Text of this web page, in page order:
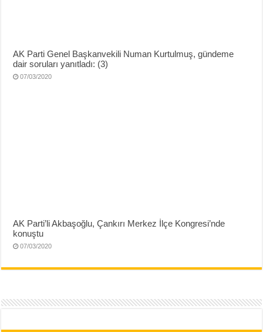
AK Parti Genel Başkanvekili Numan Kurtulmuş, gündeme
dair soruları yanıtladı: (3)
07/03/2020
AK Parti’li Akbaşoğlu, Çankırı Merkez İlçe Kongresi’nde
konuştu
07/03/2020